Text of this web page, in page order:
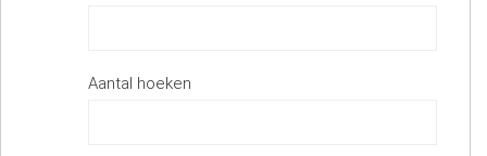
Aantal hoeken